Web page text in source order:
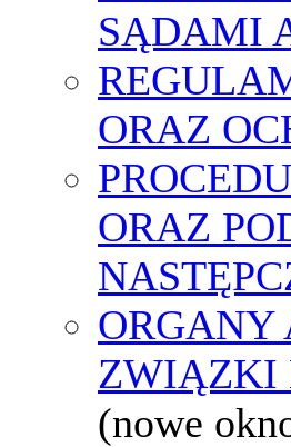
SĄDAMI
ORAZ
ORAZ
ORGANY
ZWIĄZKI
(nowe